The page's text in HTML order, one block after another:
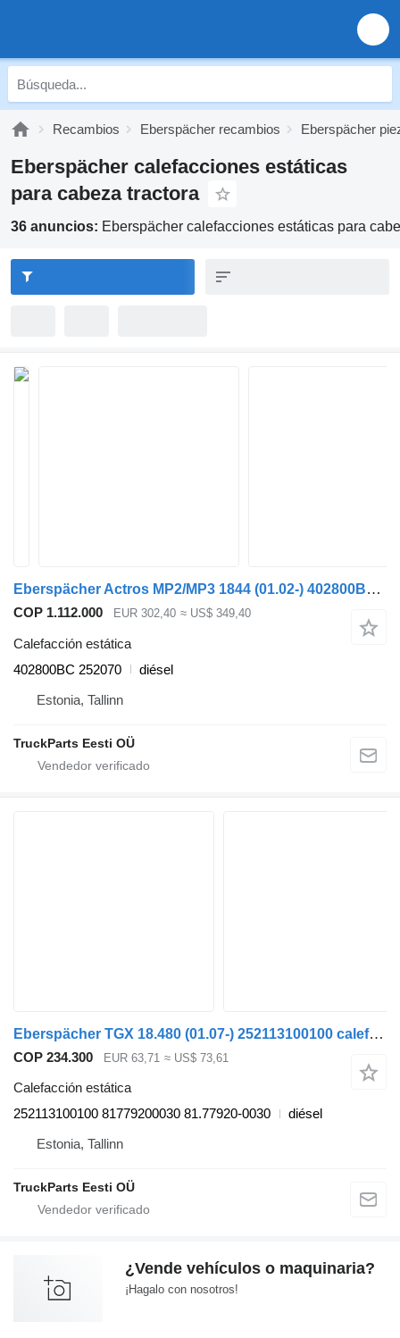
Recambios Eberspächer recambios Eberspächer
Eberspächer calefacciones estáticas
para cabeza tractora
36 anuncios: Eberspächer calefacciones estáticas para
Eberspächer Actros MP2/MP3 1844 (01.02-) 402800BC calefacción estática para Mercedes-Benz Actros, Axor MP1, MP2, MP3 (1996-2014) cabeza tractora
COP 1.112.000 EUR 302,40 ≈ US$ 349,40
Calefacción estática
402800BC 252070
diésel
Estonia, Tallinn
TruckParts Eesti OÜ
Eberspächer TGX 18.480 (01.07-) 252113100100 calefacción estática para MAN TGL, TGM, TGS, TGX (2005-2021) cabeza tractora
COP 234.300 EUR 63,71 ≈ US$ 73,61
Calefacción estática
252113100100 81779200030 81.77920-0030
diésel
Estonia, Tallinn
TruckParts Eesti OÜ
¿Vende vehículos o maquinaria?
¡Hagalo con nosotros!